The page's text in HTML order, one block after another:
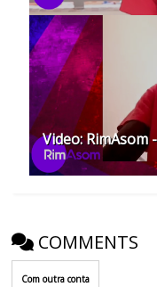
Video: RimAsom
COMMENTS
Com outra conta